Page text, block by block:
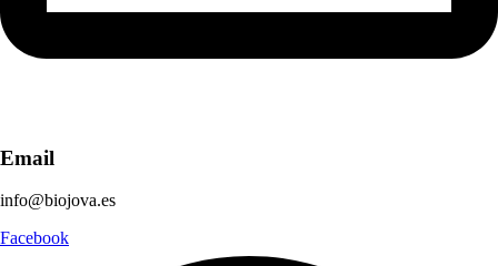
Email
info@biojova.es
Facebook